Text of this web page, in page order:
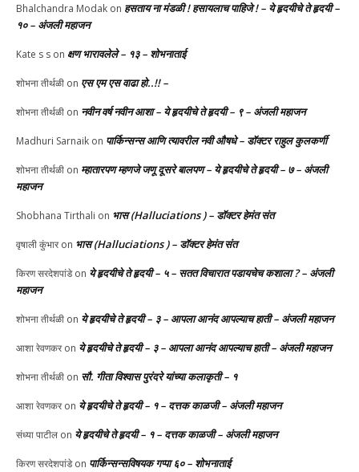
Bhalchandra Modak on हसताय ना मंडळी‌ ! हसायलाच पाहिजे ! – ये हृदयीचे ते हृदयी –
१० – अंजली महाजन
Kate s s on क्षण भारावलेले – १३ – शोभनाताई
शोभना तीर्थळी on एस एम एस वाढा हो..!! –
शोभना तीर्थळी on नवीन वर्ष नवीन आशा – ये हृदयीचे ते हृदयी – ९ – अंजली महाजन
Madhuri Sarnaik on पार्किन्सन्स आणि त्यावरील नवी औषधे – डॉक्टर राहुल कुलकर्णी
शोभना तीर्थळी on म्हातारपण म्हणजे जणू दूसरे बालपण – ये हृदयीचे ते हृदयी – ७ – अंजली
महाजन
Shobhana Tirthali on भास (Halluciations ) – डॉक्टर हेमंत संत
वृषाली कुंभारon भास (Halluciations ) – डॉक्टर हेमंत संत
किरण सरदेशपांडेon ये हृदयीचे ते हृदयी – ५ – सतत विचारात पडायचेच कशाला ? – अंजली
महाजन
शोभना तीर्थळी on ये हृदयीचे ते हृदयी – ३ – आपला आनंद आपल्याच हाती – अंजली महाजन
आशा रेवणकरon ये हृदयीचे ते हृदयी – ३ – आपला आनंद आपल्याच हाती – अंजली महाजन
शोभना तीर्थळी on सौ. गीता विश्वास पुरंदरे यांच्या कलाकृती – १
आशा रेवणकरon ये हृदयीचे ते हृदयी – १ – दत्तक काळजी – अंजली महाजन
संध्या पाटील on ये हृदयीचे ते हृदयी – १ – दत्तक काळजी – अंजली महाजन
किरण सरदेशपांडेon पार्किन्सन्सविषयक गप्पा ६० – शोभनाताई